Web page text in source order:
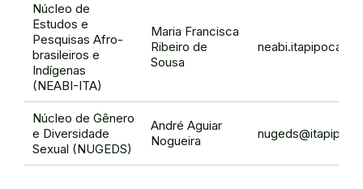
Núcleo de
Estudos e
Pesquisas Afro-
brasileiros e
Indígenas
(NEABI-ITA)
Maria Francisca
Ribeiro de
Sousa
Núcleo de Gênero
e Diversidade
Sexual (NUGEDS)
André Aguiar
Nogueira